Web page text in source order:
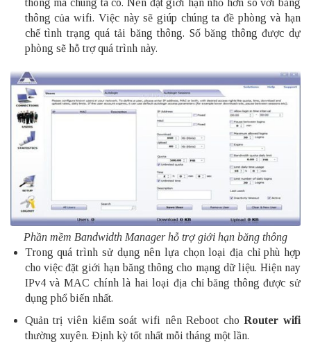
thông của wifi. Việc này sẽ giúp chúng ta đề phòng và hạn
chế tình trạng quá tải băng thông. Số băng thông được dự
phòng sẽ hỗ trợ quá trình này.
Phần mềm Bandwidth Manager hỗ trợ giới hạn băng thông
Trong quá trình sử dụng nên lựa chọn loại địa chỉ phù hợp
cho việc đặt giới hạn băng thông cho mạng dữ liệu. Hiện nay
IPv4 và MAC chính là hai loại địa chỉ băng thông được sử
dụng phổ biến nhất.
Quản trị viên kiểm soát wifi nên Reboot choRouter wifi
thường xuyên. Định kỳ tốt nhất mỗi tháng một lần.